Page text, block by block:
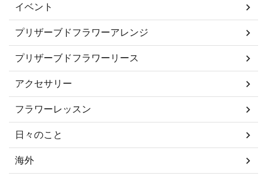
イベント
プリザーブドフラワーアレンジ
プリザーブドフラワーリース
アクセサリー
フラワーレッスン
日々のこと
海外